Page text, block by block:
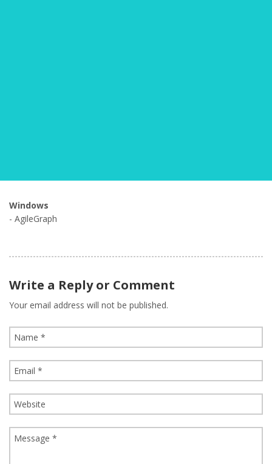
Windows
- AgileGraph
Write a Reply or Comment
Your email address will not be published.